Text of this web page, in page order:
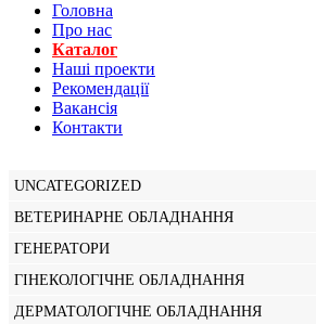
Головна
Про нас
Каталог
Нашi проекти
Рекомендації
Вакансiя
Контакти
UNCATEGORIZED
ВЕТЕРИНАРНЕ ОБЛАДНАННЯ
ГЕНЕРАТОРИ
ГІНЕКОЛОГІЧНЕ ОБЛАДНАННЯ
ДЕРМАТОЛОГІЧНЕ ОБЛАДНАННЯ